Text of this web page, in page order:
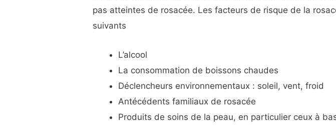
pas atteintes de rosacée. Les facteurs de risque de la
suivants
L’alcool
La consommation de boissons chaudes
Déclencheurs environnementaux : soleil, vent, froid
Antécédents familiaux de rosacée
Produits de soins de la peau, en particulier ceux à